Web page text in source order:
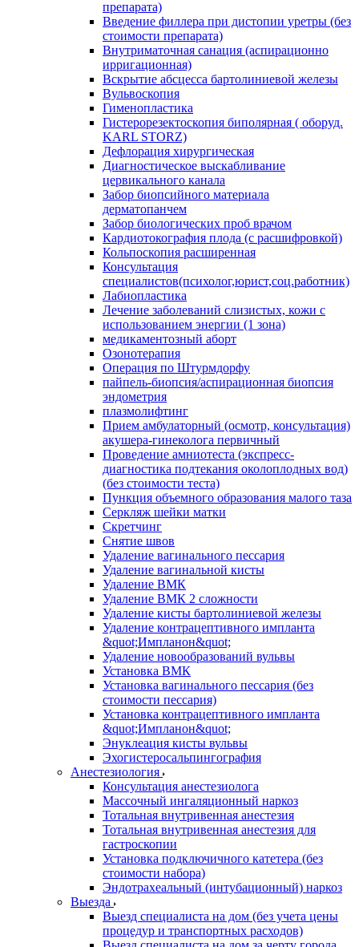
препарата)
Введение филлера при дистопии уретры (без
стоимости препарата)
Внутриматочная санация (аспирационно
ирригационная)
Вскрытие абсцесса бартолиниевой железы
Вульвоскопия
Гименопластика
Гистерорезектоскопия биполярная ( оборуд.
KARL STORZ)
Дефлорация хирургическая
Диагностическое выскабливание
цервикального канала
Забор биопсийного материала
дерматопанчем
Забор биологических проб врачом
Кардиотокография плода (с расшифровкой)
Кольпоскопия расширенная
Консультация
специалистов(психолог,юрист,соц.работник)
Лабиопластика
Лечение заболеваний слизистых, кожи с
использованием энергии (1 зона)
медикаментозный аборт
Озонотерапия
Операция по Штурмдорфу
пайпель-биопсия/аспирационная биопсия
эндометрия
плазмолифтинг
Прием амбулаторный (осмотр, консультация)
акушера-гинеколога первичный
Проведение амниотеста (экспресс-
диагностика подтекания околоплодных вод)
(без стоимости теста)
Пункция объемного образования малого таза
Серкляж шейки матки
Скретчинг
Снятие швов
Удаление вагинального пессария
Удаление вагинальной кисты
Удаление ВМК
Удаление ВМК 2 сложности
Удаление кисты бартолиниевой железы
Удаление контрацептивного импланта
&quot;Импланон&quot;
Удаление новообразований вульвы
Установка ВМК
Установка вагинального пессария (без
стоимости пессария)
Установка контрацептивного импланта
&quot;Импланон&quot;
Энуклеация кисты вульвы
Эхогистеросальпингография
Анестезиология
Консультация анестезиолога
Массочный ингаляционный наркоз
Тотальная внутривенная анестезия
Тотальная внутривенная анестезия для
гастроскопии
Установка подключичного катетера (без
стоимости набора)
Эндотрахеальный (интубационный) наркоз
Выезда
Выезд специалиста на дом (без учета цены
процедур и транспортных расходов)